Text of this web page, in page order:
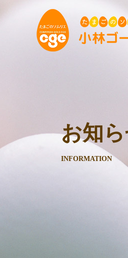
お知
INFORMATION